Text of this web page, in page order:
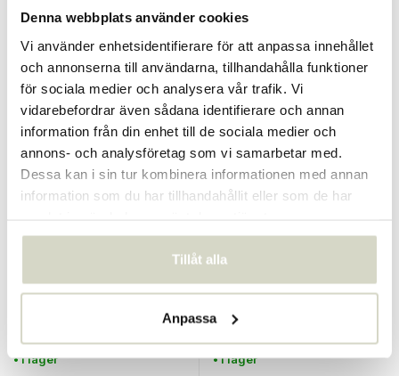
Denna webbplats använder cookies
Vi använder enhetsidentifierare för att anpassa innehållet
och annonserna till användarna, tillhandahålla funktioner
för sociala medier och analysera vår trafik. Vi
vidarebefordrar även sådana identifierare och annan
information från din enhet till de sociala medier och
annons- och analysföretag som vi samarbetar med.
Dessa kan i sin tur kombinera informationen med annan
information som du har tillhandahållit eller som de har
Tillåt alla
Anpassa
Porslinbord - svampar
• I lager
Broste Copenhagen
Agri bord
€399,00
• I lager